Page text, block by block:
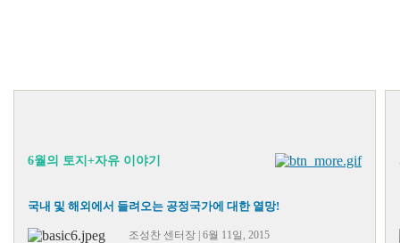
6월의 토지+자유 이야기
국내 및 해외에서 들려오는 공정국가에 대한 열망!
조성찬 센터장 | 6월 11일, 2015